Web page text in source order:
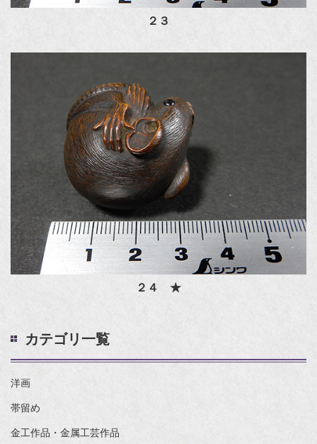
２３
２４ ★
カテゴリ一覧
洋画
帯留め
金工作品・金属工芸作品